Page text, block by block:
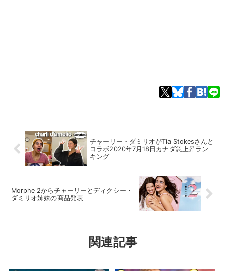
チャーリー・ダミリオがTia Stokesさんと
コラボ2020年7月18日カナダ急上昇ラン
キング
Morphe 2からチャーリーとディクシー・
ダミリオ姉妹の商品発表
関連記事